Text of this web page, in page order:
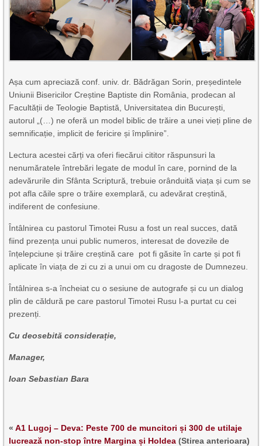
Așa cum apreciază conf. univ. dr. Bădrăgan Sorin, președintele
Uniunii Bisericilor Creștine Baptiste din România, prodecan al
Facultății de Teologie Baptistă, Universitatea din București,
autorul „(…) ne oferă un model biblic de trăire a unei vieți pline de
semnificație, implicit de fericire și împlinire”.
Lectura acestei cărți va oferi fiecărui cititor răspunsuri la
nenumăratele întrebări legate de modul în care, pornind de la
adevărurile din Sfânta Scriptură, trebuie orânduită viața și cum se
pot afla căile spre o trăire exemplară, cu adevărat creștină,
indiferent de confesiune.
Întâlnirea cu pastorul Timotei Rusu a fost un real succes, dată
fiind prezența unui public numeros, interesat de dovezile de
înțelepciune și trăire creștină care pot fi găsite în carte și pot fi
aplicate în viața de zi cu zi a unui om cu dragoste de Dumnezeu.
Întâlnirea s-a încheiat cu o sesiune de autografe și cu un dialog
plin de căldură pe care pastorul Timotei Rusu l-a purtat cu cei
prezenți.
Cu deosebită considerație,
Manager,
Ioan Sebastian Bara
«A1 Lugoj – Deva: Peste 700 de muncitori și 300 de utilaje
lucrează non-stop între Margina și Holdea (Stirea anterioara)